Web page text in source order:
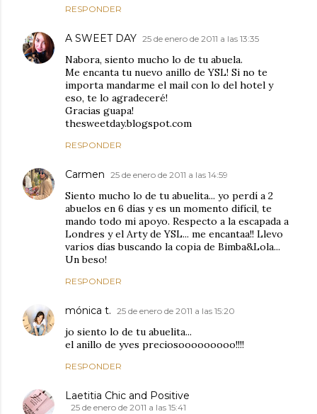
RESPONDER
A SWEET DAY 25 de enero de 2011 a las 13:35
Nabora, siento mucho lo de tu abuela.
Me encanta tu nuevo anillo de YSL! Si no te
importa mandarme el mail con lo del hotel y
eso, te lo agradeceré!
Gracias guapa!
thesweetday.blogspot.com
RESPONDER
Carmen 25 de enero de 2011 a las 14:59
Siento mucho lo de tu abuelita... yo perdí a 2
abuelos en 6 días y es un momento difícil, te
mando todo mi apoyo. Respecto a la escapada a
Londres y el Arty de YSL... me encantaa!! Llevo
varios días buscando la copia de Bimba&Lola...
Un beso!
RESPONDER
mónica t. 25 de enero de 2011 a las 15:20
jo siento lo de tu abuelita...
el anillo de yves preciosooooooooo!!!!
RESPONDER
Laetitia Chic and Positive
25 de enero de 2011 a las 15:41